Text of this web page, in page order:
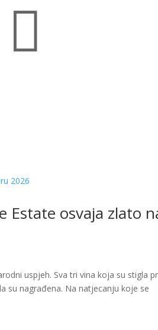

Estate osvaja zlato
uspjeh. Sva tri vina koja su stigla
su nagrađena. Na natjecanju koje se